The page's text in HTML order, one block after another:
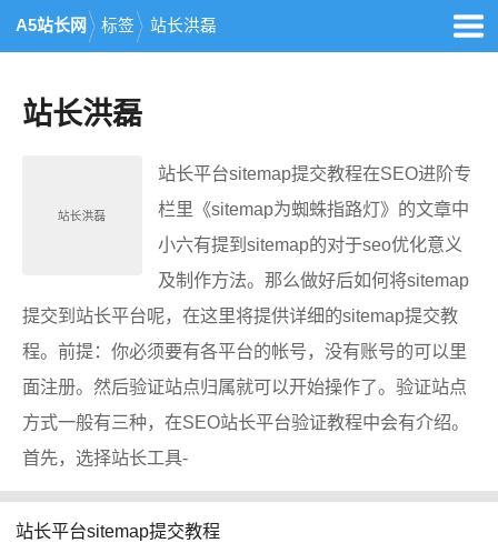
A5站长网 标签 站长洪磊
站长洪磊
站长平台sitemap提交教程在SEO进阶专
栏里《sitemap为蜘蛛指路灯》的文章中
小六有提到sitemap的对于seo优化意义
及制作方法。那么做好后如何将sitemap
提交到站长平台呢，在这里将提供详细的sitemap提交教
程。前提：你必须要有各平台的帐号，没有账号的可以里
面注册。然后验证站点归属就可以开始操作了。验证站点
方式一般有三种，在SEO站长平台验证教程中会有介绍。
首先，选择站长工具-
站长平台sitemap提交教程